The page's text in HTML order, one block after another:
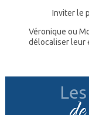
Inviter le
Véronique ou
délocaliser leur